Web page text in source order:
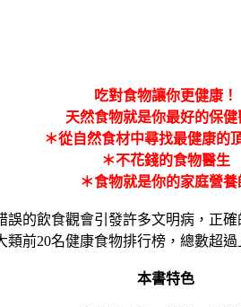
吃對食物讓你更健康！
天然食物就是你最好的保健
＊從自然食材中尋找最健康的
＊不花錢的食物醫生
＊食物就是你的家庭營養
的飲食觀會引發許多文明病，正
前20名健康食物排行榜，總數超
本書特色